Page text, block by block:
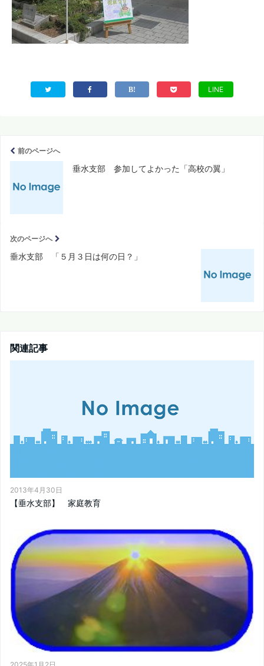
LINE
前のページへ
垂水支部 参加してよかった「高校の翼」
次のページへ
垂水支部 「５月３日は何の日？」
関連記事
2013年4月30日
【垂水支部】 家庭教育